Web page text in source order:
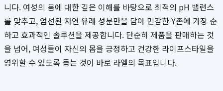
니다. 여성의 몸에 대한 깊은 이해를 바탕으로 최적의 pH 밸런스
를 맞추고, 엄선된 자연 유래 성분만을 담아 민감한 Y존에 가장 순
하고 효과적인 솔루션을 제공합니다. 단순히 제품을 판매하는 것
을 넘어, 여성들이 자신의 몸을 긍정하고 건강한 라이프스타일을
영위할 수 있도록 돕는 것이 바로 라엘의 목표입니다.